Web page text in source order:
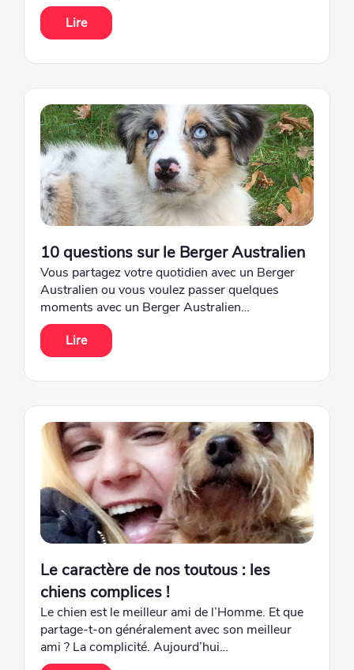
Lire
10 questions sur le Berger Australien
Vous partagez votre quotidien avec un Berger
Australien ou vous voulez passer quelques
moments avec un Berger Australien…
Lire
Le caractère de nos toutous : les
chiens complices !
Le chien est le meilleur ami de l’Homme. Et que
partage-t-on généralement avec son meilleur
ami ? La complicité. Aujourd’hui…